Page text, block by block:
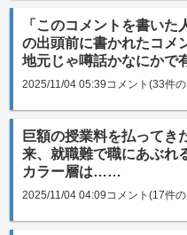
「このコメントを書い
の出頭前に書かれたコメ
地元じゃ噂話かなにかで
2025/11/04 05:39コメント(33件
巨額の授業料を払ってき
来、就職難で職にあぶれ
カラー層は……
2025/11/04 04:09コメント(17件